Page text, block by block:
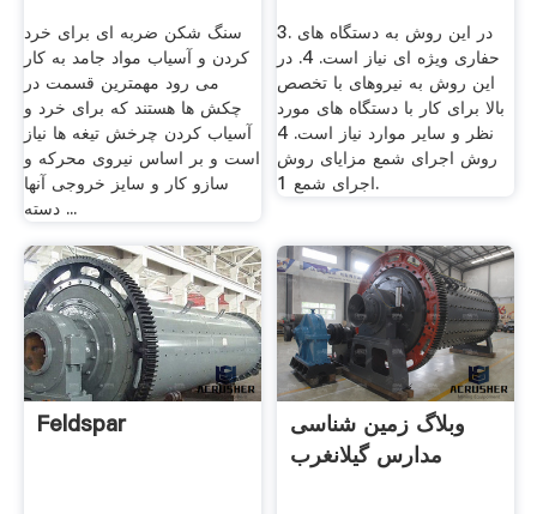
سنگ شکن ضربه ای برای خرد
کردن و آسیاب مواد جامد به کار
می رود مهمترین قسمت در
چکش ها هستند که برای خرد و
آسیاب کردن چرخش تیغه ها نیاز
است و بر اساس نیروی محرکه و
سازو کار و سایز خروجی آنها
دسته ...
3. در این روش به دستگاه های
حفاری ویژه ای نیاز است. 4. در
این روش به نیروهای با تخصص
بالا برای کار با دستگاه های مورد
نظر و سایر موارد نیاز است. 4
روش اجرای شمع مزایای روش
اجرای شمع 1.
Feldspar
وبلاگ زمین شناسی
مدارس گیلانغرب